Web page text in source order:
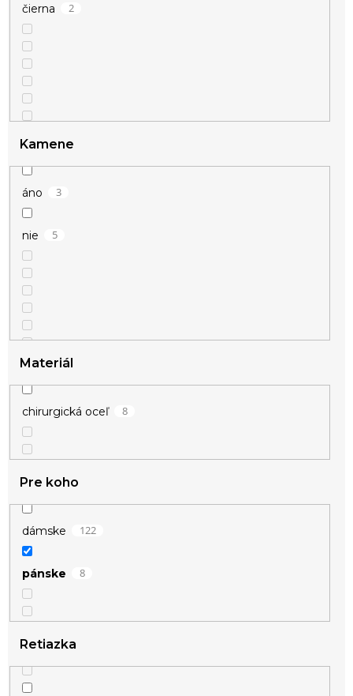
prstene
retiazky
súpravy 10
čierna 2
strieborná
zlatá 2
Kamene
áno 3
nie 5
Materiál
chirurgická oceľ 8
Pre koho
dámske 122
pánske 8
Retiazka